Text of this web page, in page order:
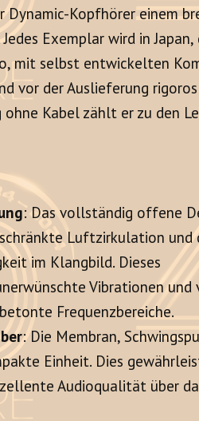
Dynamic-Kopfhörer einem
Jedes Exemplar wird in
mit selbst entwickelten
vor der Auslieferung
ohne Kabel zählt er zu den
: Das vollständig offene
Luftzirkulation
im Klangbild. Dieses
Vibrationen und
Frequenzbereiche.
: Die Membran,
Einheit. Dies
Audioqualität über